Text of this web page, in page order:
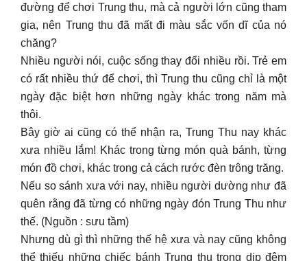
đường để chơi Trung thu, mà cả người lớn cũng tham
gia, nên Trung thu đã mất đi màu sắc vốn dĩ của nó
chăng?
Nhiều người nói, cuộc sống thay đổi nhiều rồi. Trẻ em
có rất nhiều thứ để chơi, thì Trung thu cũng chỉ là một
ngày đặc biệt hơn những ngày khác trong năm mà
thôi.
Bây giờ ai cũng có thể nhận ra, Trung Thu nay khác
xưa nhiều lắm! Khác trong từng món quà bánh, từng
món đồ chơi, khác trong cả cách rước đèn trông trăng.
Nếu so sánh xưa với nay, nhiều người dường như đã
quên rằng đã từng có những ngày đón Trung Thu như
thế. (Nguồn : sưu tầm)
Nhưng dù gì thì những thế hệ xưa và nay cũng không
thể thiếu những chiếc bánh Trung thu trong dịp đêm